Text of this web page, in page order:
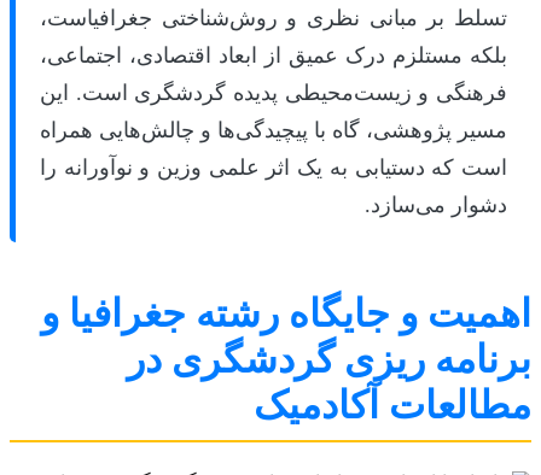
تسلط بر مبانی نظری و روش‌شناختی جغرافیاست،
بلکه مستلزم درک عمیق از ابعاد اقتصادی، اجتماعی،
فرهنگی و زیست‌محیطی پدیده گردشگری است. این
مسیر پژوهشی، گاه با پیچیدگی‌ها و چالش‌هایی همراه
است که دستیابی به یک اثر علمی وزین و نوآورانه را
دشوار می‌سازد.
اهمیت و جایگاه رشته جغرافیا و
برنامه ریزی گردشگری در
مطالعات آکادمیک